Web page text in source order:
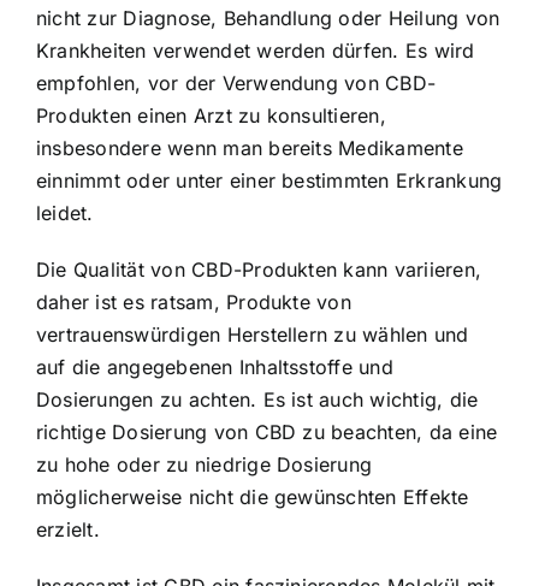
nicht zur Diagnose, Behandlung oder Heilung von
Krankheiten verwendet werden dürfen. Es wird
empfohlen, vor der Verwendung von CBD-
Produkten einen Arzt zu konsultieren,
insbesondere wenn man bereits Medikamente
einnimmt oder unter einer bestimmten Erkrankung
leidet.
Die Qualität von CBD-Produkten kann variieren,
daher ist es ratsam, Produkte von
vertrauenswürdigen Herstellern zu wählen und
auf die angegebenen Inhaltsstoffe und
Dosierungen zu achten. Es ist auch wichtig, die
richtige Dosierung von CBD zu beachten, da eine
zu hohe oder zu niedrige Dosierung
möglicherweise nicht die gewünschten Effekte
erzielt.